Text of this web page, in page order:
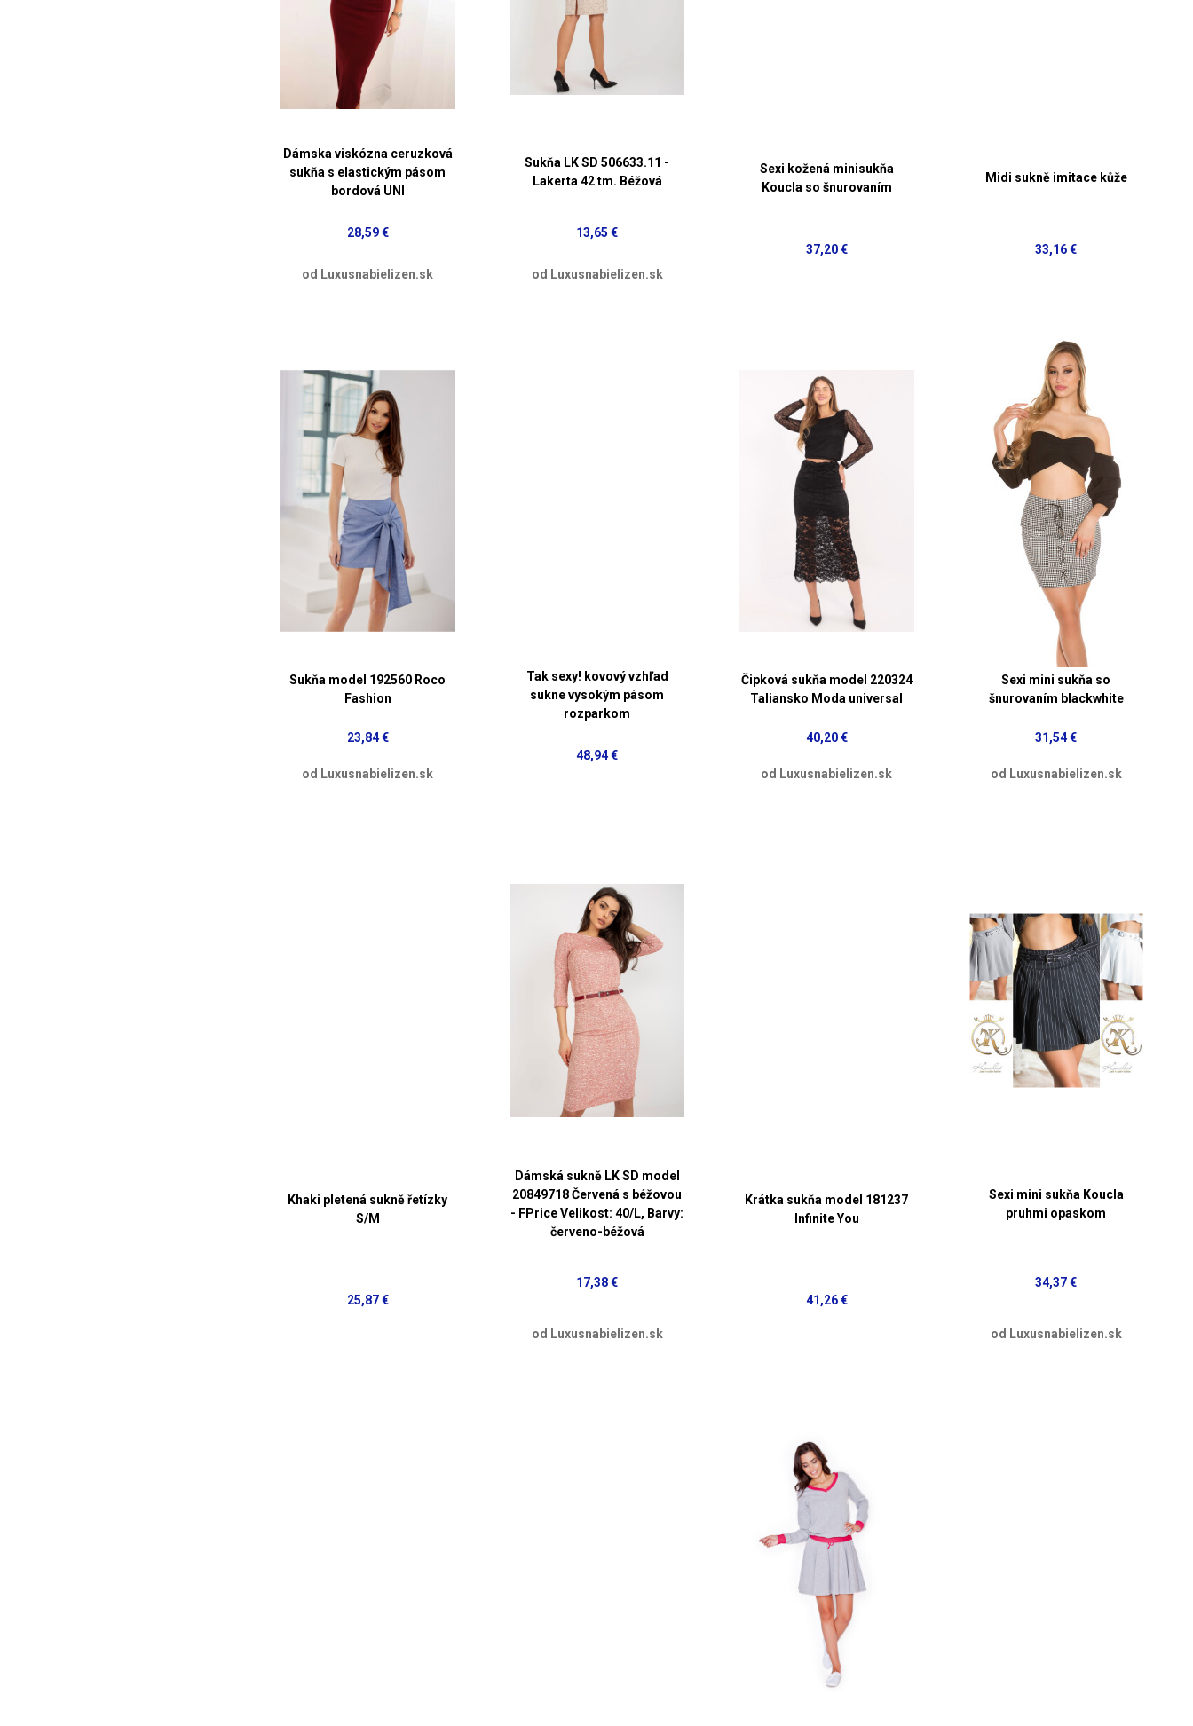
Dámska viskózna ceruzková
sukňa s elastickým pásom
bordová UNI
28,59 €
od Luxusnabielizen.sk
Sukňa LK SD 506633.11 -
Lakerta 42 tm. Béžová
13,65 €
od Luxusnabielizen.sk
Sexi kožená minisukňa
Koucla so šnurovaním
37,20 €
Midi sukně imitace kůže
33,16 €
Sukňa model 192560 Roco
Fashion
23,84 €
od Luxusnabielizen.sk
Tak sexy! kovový vzhľad
sukne vysokým pásom
rozparkom
48,94 €
Čipková sukňa model 220324
Taliansko Moda universal
40,20 €
od Luxusnabielizen.sk
Sexi mini sukňa so
šnurovaním blackwhite
31,54 €
od Luxusnabielizen.sk
Khaki pletená sukně řetízky
S/M
25,87 €
Dámská sukně LK SD model
20849718 Červená s béžovou
- FPrice Velikost: 40/L, Barvy:
červeno-béžová
17,38 €
od Luxusnabielizen.sk
Krátka sukňa model 181237
Infinite You
41,26 €
Sexi mini sukňa Koucla
pruhmi opaskom
34,37 €
od Luxusnabielizen.sk